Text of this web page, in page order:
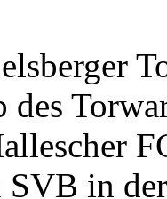
des
SVB in